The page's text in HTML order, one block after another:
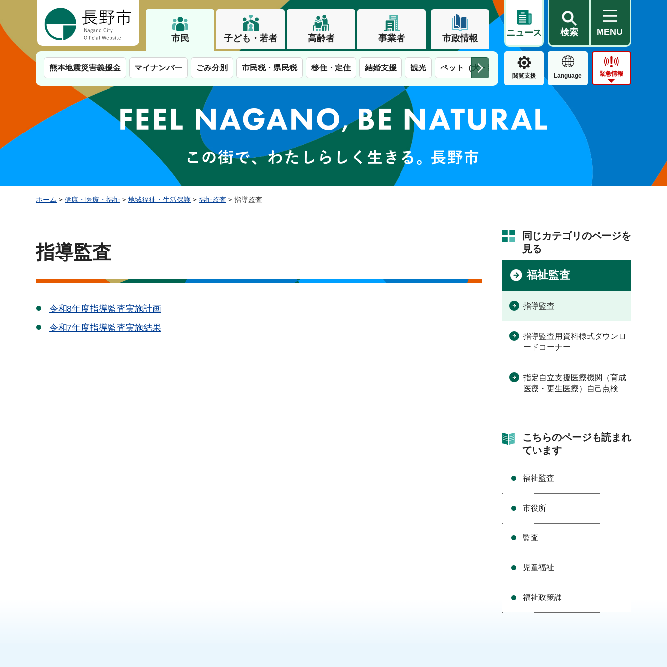
市民 子ども・若者 高齢者 事業者 市政情報
ニュース 検索 MENU
熊本地震災害義援金 マイナンバー ごみ分別 市民税・県民税 移住・定住 結婚支援 観光 ペット（犬・猫） 住民票・戸籍 公営住宅
閲覧支援 Language 緊急情報
この街で、わたしらしく生きる。長野市
ホーム > 健康・医療・福祉 > 地域福祉・生活保護 > 福祉監査 > 指導監査
指導監査
令和8年度指導監査実施計画
令和7年度指導監査実施結果
同じカテゴリのページを
見る
福祉監査
指導監査
指導監査用資料様式ダウンロ
ードコーナー
指定自立支援医療機関（育成
医療・更生医療）自己点検
こちらのページも読まれ
ています
福祉監査
市役所
監査
児童福祉
福祉政策課